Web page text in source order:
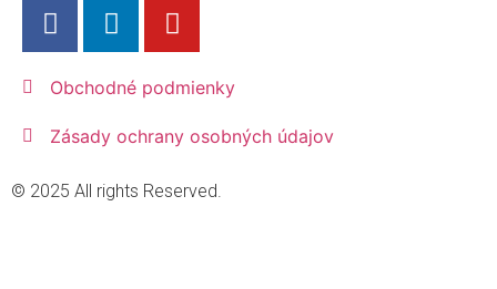
Obchodné podmienky
Zásady ochrany osobných údajov
© 2025 All rights Reserved.